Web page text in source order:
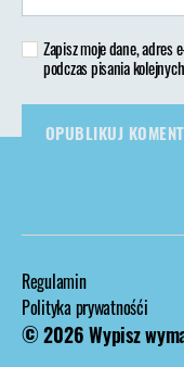
Zapisz moje dane, adres
podczas pisania
Regulamin
Polityka prywatnośći
© 2026Wypisz